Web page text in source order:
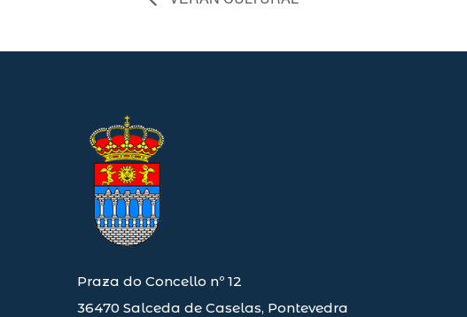
Praza do Concello nº 12
36470 Salceda de Caselas, Pontevedra